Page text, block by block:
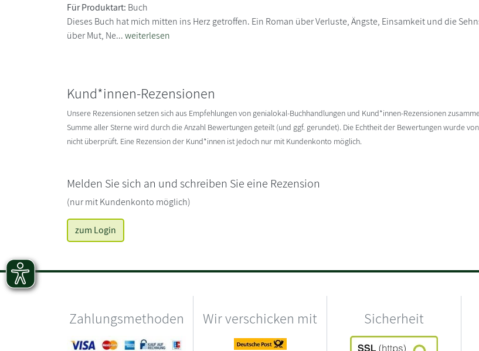
Für Produktart: Buch
Dieses Buch hat mich mitten ins Herz getroffen. Ein Roman über Verluste, Ängste, Einsamkeit und die
über Mut, Ne...weiterlesen
Kund*innen-Rezensionen
Unsere Rezensionen setzen sich aus Empfehlungen von genialokal-Buchhandlungen und Kund*innen-Rezensionen
Summe aller Sterne wird durch die Anzahl Bewertungen geteilt (und ggf. gerundet). Die Echtheit der Bewertungen wurde
nicht überprüft. Eine Rezension der Kund*innen ist jedoch nur mit Kundenkonto möglich.
Melden Sie sich an und schreiben Sie eine Rezension
(nur mit Kundenkonto möglich)
zum Login
Zahlungsmethoden Wir verschicken mit Sicherheit